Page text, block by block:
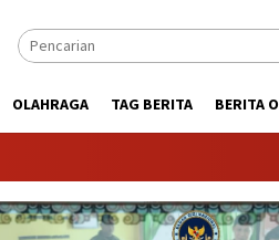
OLAHRAGA TAG BERITA BERITA